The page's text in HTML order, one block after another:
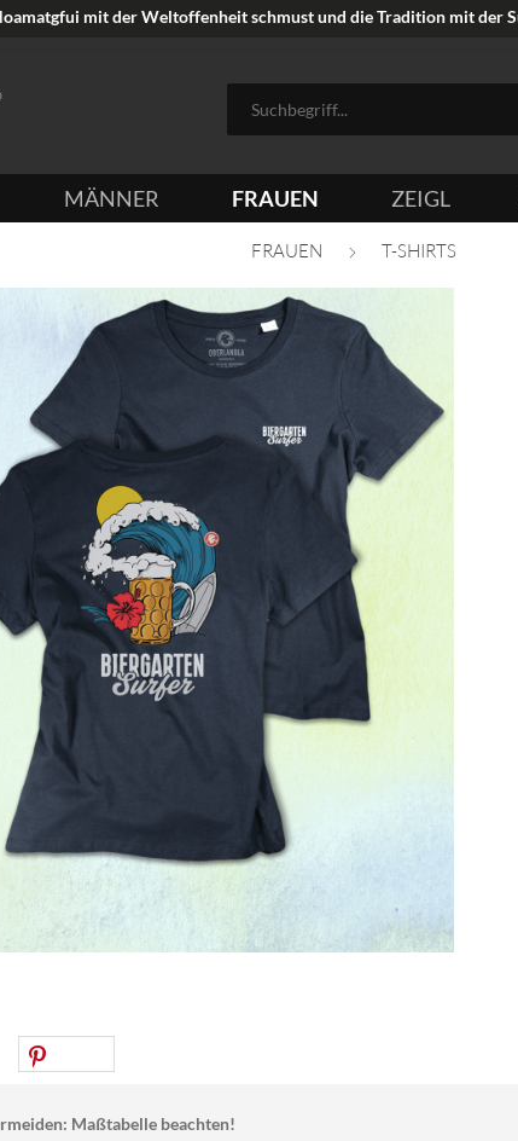
mit der Weltoffenheit schmust und die Tradition mit der
MÄNNER FRAUEN ZEIGL
FRAUEN T-SHIRTS
Maßtabelle beachten!